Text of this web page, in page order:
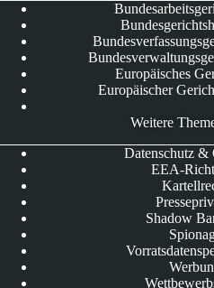
Europäisches
Europäischer
Weitere
Datenschutz &
EEA-
Shadow